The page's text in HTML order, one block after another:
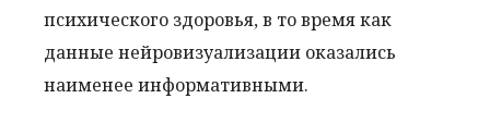
психического здоровья, в то время как
данные нейровизуализации оказались
наименее информативными.